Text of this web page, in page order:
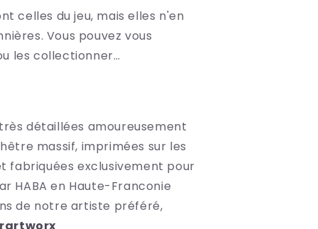
celles du jeu, mais elles n'en
Vous pouvez vous
les collectionner…
détaillées amoureusement
massif, imprimées sur les
fabriquées exclusivement pour
HABA en Haute-Franconie
de notre artiste préféré,